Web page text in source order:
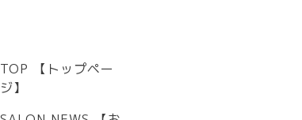
TOP 【トップペー
ジ】